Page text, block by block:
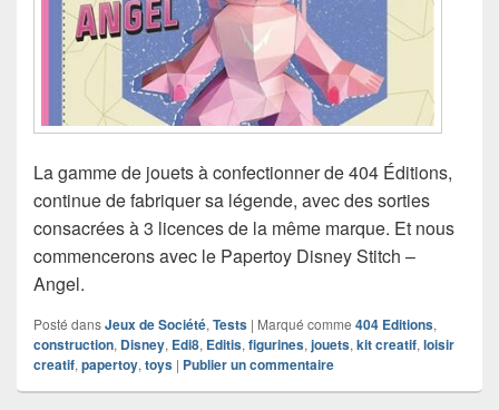
La gamme de jouets à confectionner de 404 Éditions,
continue de fabriquer sa légende, avec des sorties
consacrées à 3 licences de la même marque. Et nous
commencerons avec le Papertoy Disney Stitch –
Angel.
Posté dansJeux de Société, Tests | Marqué comme 404 Editions,
construction, Disney, Edi8, Editis, figurines, jouets, kit creatif, loisir
creatif, papertoy, toys | Publier un commentaire